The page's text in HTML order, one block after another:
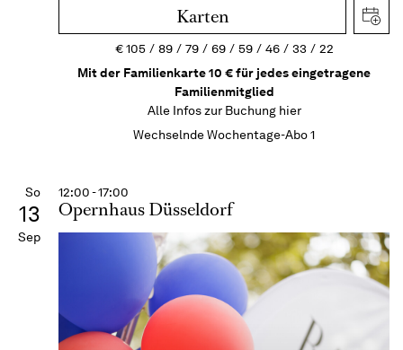
Karten
€105 89 79 69 59 46 33
22
Mit der Familienkarte 10 € für jedes eingetragene
Familienmitglied
Alle Infos zur Buchung hier
Wechselnde Wochentage-Abo 1
So
13
Sep
12:00 - 17:00
Opernhaus Düsseldorf